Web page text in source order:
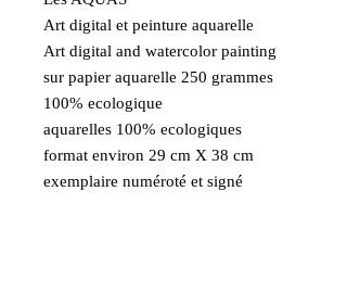
Art digital et peinture aquarelle
Art digital and watercolor painting
sur papier aquarelle 250 grammes
100% ecologique
aquarelles 100% ecologiques
format environ 29 cm X 38 cm
exemplaire numéroté et signé